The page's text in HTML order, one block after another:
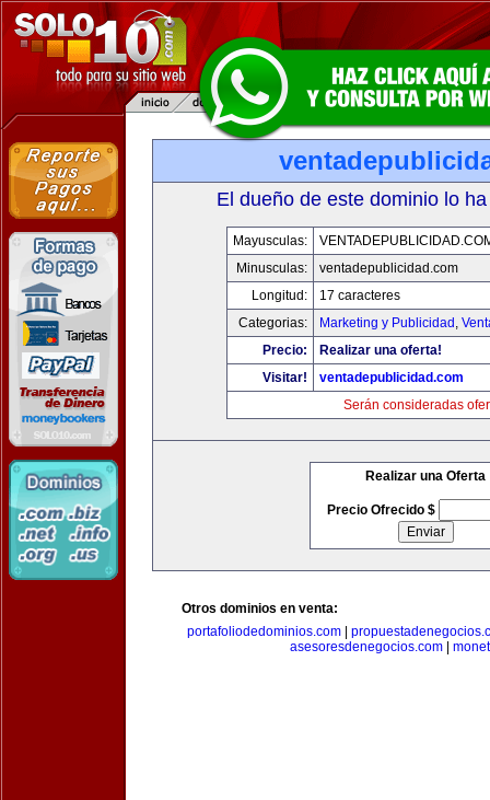
El dueño de este dominio lo
Mayusculas:
Minusculas:
ventadepublicidad.com
Longitud:
17 caracteres
Categorias:
Marketing y Publicidad ,
Precio:
Realizar una oferta!
Visitar!
ventadepublicidad.com
Serán consideradas
Realizar una Oferta
Precio Ofrecido $
Otros dominios en venta:
portafoliodedominios.com|
asesoresdenegocios.com